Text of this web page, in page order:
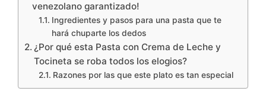
venezolano garantizado!
Ingredientes y pasos para una pasta que te
hará chuparte los dedos
¿Por qué esta Pasta con Crema de Leche y
Tocineta se roba todos los elogios?
Razones por las que este plato es tan especial